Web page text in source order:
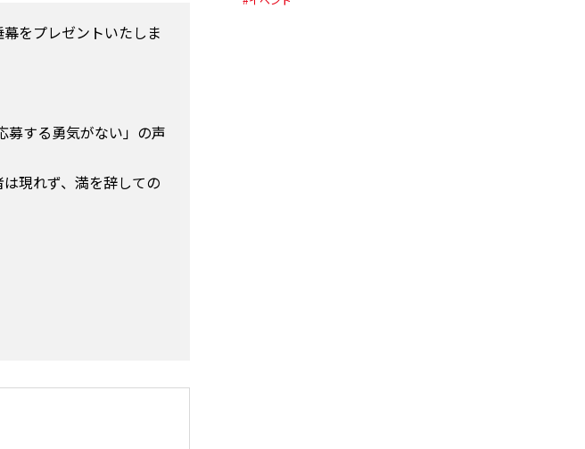
をプレゼントいたしま
募する勇気がない」の声
現れず、満を辞しての